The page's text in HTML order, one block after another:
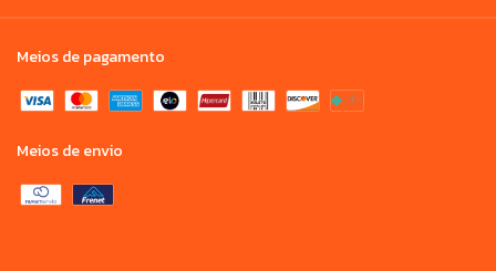
Meios de pagamento
Meios de envio